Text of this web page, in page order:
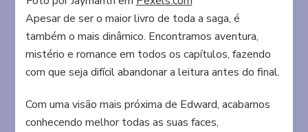
Apesar de ser o maior livro de toda a saga, é
também o mais dinâmico. Encontramos aventura,
mistério e romance em todos os capítulos, fazendo
com que seja difícil abandonar a leitura antes do final.
Com uma visão mais próxima de Edward, acabamos
conhecendo melhor todas as suas faces,